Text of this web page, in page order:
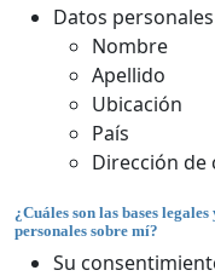
Datos
Nombre
Apellido
Ubicación
País
Dirección
¿Cuáles son las bases
personales sobre mí?
Su